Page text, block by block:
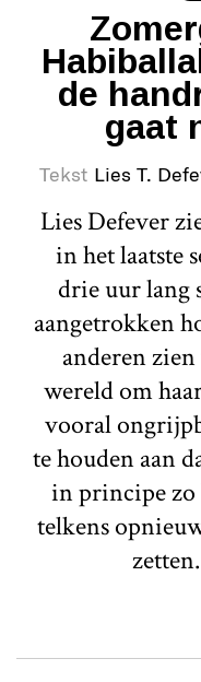
de
gaat
Tekst Lies T.
Lies Defever
in het laatste
drie uur lang
aangetrokken
anderen
wereld om
vooral
te houden aan
in principe zo
telkens
zetten.